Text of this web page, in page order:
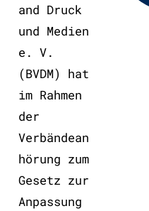
and Druck
und Medien
e. V.
(BVDM) hat
im Rahmen
der
Verbändean
hörung zum
Gesetz zur
Anpassung